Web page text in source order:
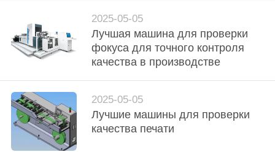
2025-05-05
Лучшая машина для проверки
фокуса для точного контроля
качества в производстве
2025-05-05
Лучшие машины для проверки
качества печати